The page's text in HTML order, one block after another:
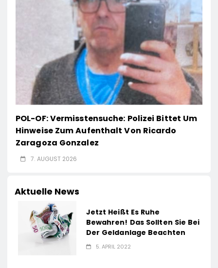
POL-OF: Vermisstensuche: Polizei Bittet Um
Hinweise Zum Aufenthalt Von Ricardo
Zaragoza Gonzalez
7. AUGUST 2026
Aktuelle News
Jetzt Heißt Es Ruhe
Bewahren! Das Sollten Sie Bei
Der Geldanlage Beachten
5. APRIL 2022